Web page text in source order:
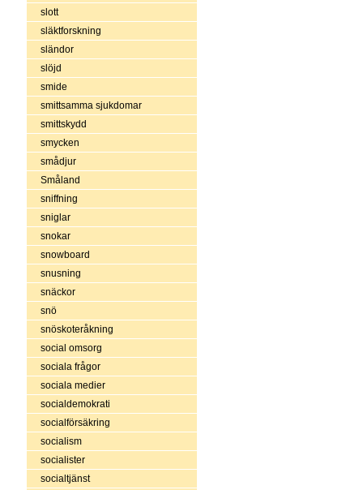
slott
släktforskning
sländor
slöjd
smide
smittsamma sjukdomar
smittskydd
smycken
smådjur
Småland
sniffning
sniglar
snokar
snowboard
snusning
snäckor
snö
snöskoteråkning
social omsorg
sociala frågor
sociala medier
socialdemokrati
socialförsäkring
socialism
socialister
socialtjänst